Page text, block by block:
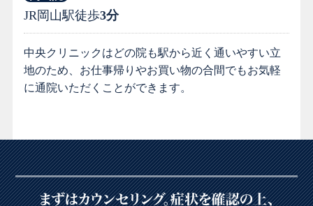
JR岡山駅徒歩3分
中央クリニックはどの院も駅から近く通いやすい立
地のため、お仕事帰りやお買い物の合間でもお気軽
に通院いただくことができます。